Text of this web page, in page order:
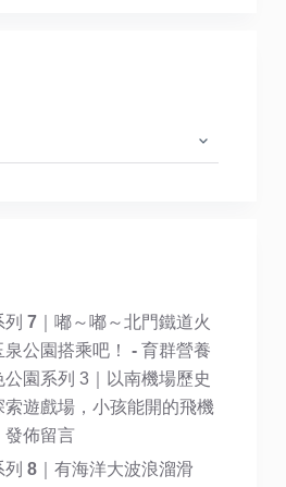
7｜嘟～嘟～北門鐵道火
公園搭乘吧！ - 育群營養
公園系列 3｜以南機場歷史
遊戲場，小孩能開的飛機
發佈留言
8｜有海洋大波浪溜滑